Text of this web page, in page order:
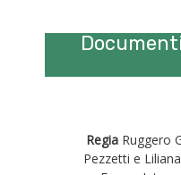
Documenti
RegiaRuggero
Pezzetti e